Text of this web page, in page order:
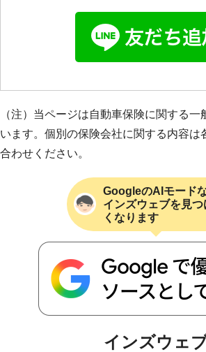
（注）当ページは自動車保険に関する
います。個別の保険会社に関する内容は
合わせください。
GoogleのAIモード
インズウェブを見つ
くなります
インズウェ